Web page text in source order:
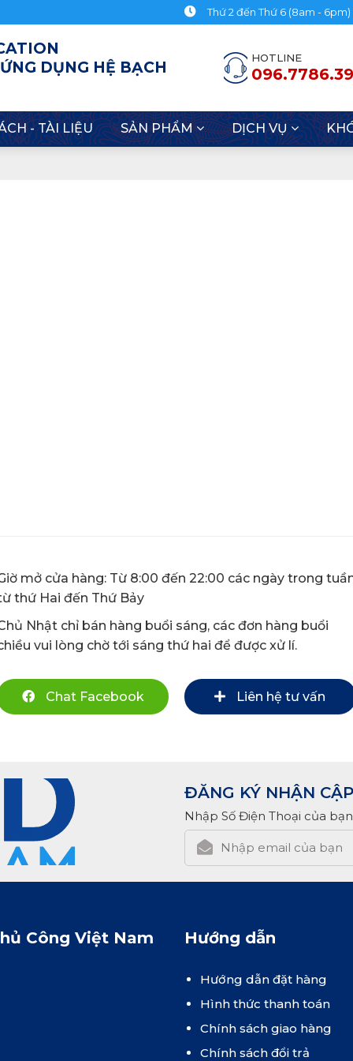
Thứ 2 đến Thứ 6 (8am - 6pm)
DỤNG HỆ BẠCH
HOTLINE
- TÀI LIỆU SẢN PHẨM DỊCH VỤ
mở cửa hàng: Từ 8:00 đến 22:00 các ngày trong
thứ Hai đến Thứ Bảy
Nhật chỉ bán hàng buổi sáng, các đơn hàng buổi
vui lòng chờ tới sáng thứ hai để được xử lí.
Chat Facebook Liên hệ tư vấn
ĐĂNG KÝ NHẬN
Nhập Số Điện Thoại của bạn
Công Việt Nam Hướng dẫn
Hướng dẫn đặt hàng
Hình thức thanh toán
Chính sách giao hàng
Chính sách đổi trả